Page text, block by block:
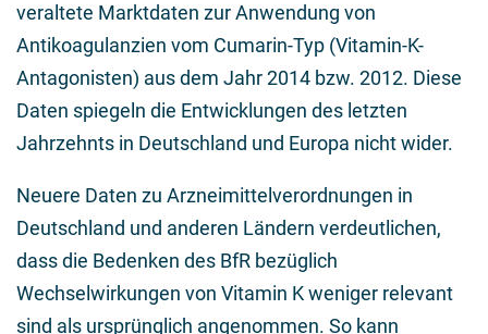
veraltete Marktdaten zur Anwendung von
Antikoagulanzien vom Cumarin-Typ (Vitamin-K-
Antagonisten) aus dem Jahr 2014 bzw. 2012. Diese
Daten spiegeln die Entwicklungen des letzten
Jahrzehnts in Deutschland und Europa nicht wider.
Neuere Daten zu Arzneimittelverordnungen in
Deutschland und anderen Ländern verdeutlichen,
dass die Bedenken des BfR bezüglich
Wechselwirkungen von Vitamin K weniger relevant
sind als ursprünglich angenommen. So kann